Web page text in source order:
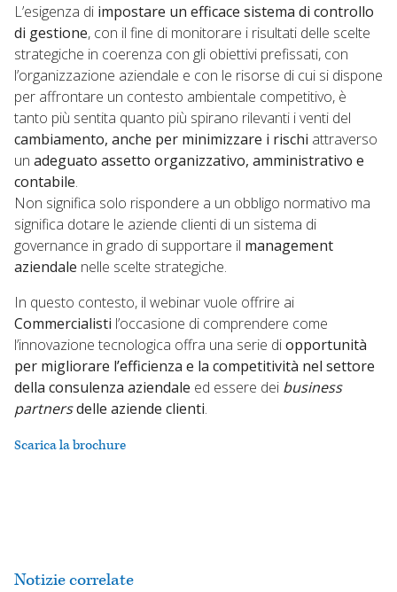
L’esigenza di impostare un efficace sistema di controllo
di gestione, con il fine di monitorare i risultati delle scelte
strategiche in coerenza con gli obiettivi prefissati, con
l’organizzazione aziendale e con le risorse di cui si dispone
per affrontare un contesto ambientale competitivo, è
tanto più sentita quanto più spirano rilevanti i venti del
cambiamento, anche per minimizzare i rischi attraverso
un adeguato assetto organizzativo, amministrativo e
contabile.
Non significa solo rispondere a un obbligo normativo ma
significa dotare le aziende clienti di un sistema di
governance in grado di supportare il management
aziendale nelle scelte strategiche.
In questo contesto, il webinar vuole offrire ai
Commercialisti l’occasione di comprendere come
l’innovazione tecnologica offra una serie diopportunità
per migliorare l’efficienza e la competitività nel settore
della consulenza aziendale ed essere dei business
partnersdelle aziende clienti.
Scarica la brochure
Notizie correlate